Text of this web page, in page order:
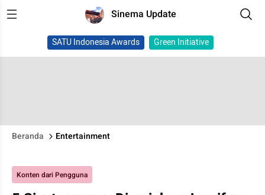
Sinema Update
SATU Indonesia Awards Green Initiative
Beranda Entertainment
Konten dari Pengguna